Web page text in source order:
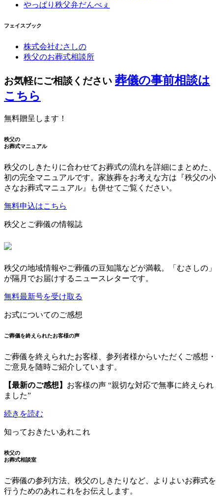
やっぱり秩父弁だんべぇ
フェイスブック
株式会社むさしの
秩父のお葬式相談所
お気軽にご相談ください 葬儀の事前相談は
こちら
無料贈呈します！
秩父の
お葬式マニュアル
秩父のしきたりに合わせてお葬式の流れを詳細にまとめた、
初の完全マニュアルです。家族葬をお考えな方は『秩父の小
さなお葬式マニュアル』も併せてご覧ください。
無料申込はこちら
秩父とご葬儀の情報誌
秩父の地域情報やご葬儀の豆知識などが満載。「むさしの」
が隔月でお届けするニュースレターです。
無料最新号を受け取る
お式についてのご感想
ご葬儀を終えられたお客様の声
ご葬儀を終えられたお客様、参列者様からいただくご感想・
ご意見を随時ご紹介しています。
【最新のご感想】 お客様の声 “親切な対応で無事に終えられ
ました”
続きを読む
知っておきたいあれこれ
秩父の
お葬式相談室
ご葬儀の参列方法、秩父のしきたりなど、よりよいお葬式を
行うためのあれこれをお伝えします。